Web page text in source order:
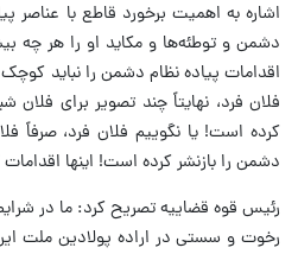
اشاره به اهمیت برخورد قاطع با عناصر
دشمن و توطئه‌ها و مکاید او را هر چه
اقدامات پیاده نظام دشمن را نباید
فلان فرد، نهایتاً چند تصویر برای فلان
کرده است! یا نگوییم فلان فرد، صرفاً
دشمن را بازنشر کرده است! اینها
رئیس قوه قضاییه تصریح کرد: ما در
رخوت و سستی در اراده پولادین ملت